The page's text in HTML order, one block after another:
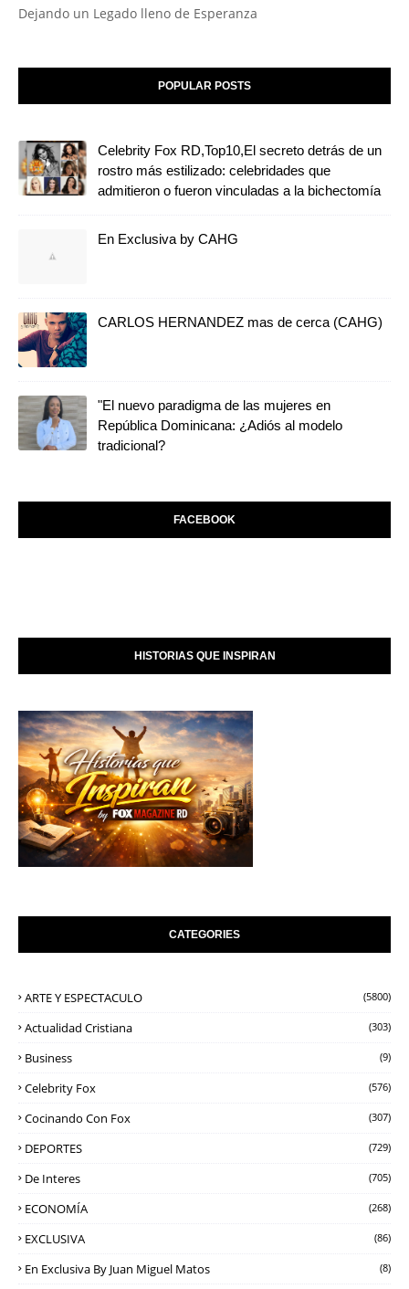
Dejando un Legado lleno de Esperanza
POPULAR POSTS
Celebrity Fox RD,Top10,El secreto detrás de un
rostro más estilizado: celebridades que
admitieron o fueron vinculadas a la bichectomía
En Exclusiva by CAHG
CARLOS HERNANDEZ mas de cerca (CAHG)
"El nuevo paradigma de las mujeres en
República Dominicana: ¿Adiós al modelo
tradicional?
FACEBOOK
HISTORIAS QUE INSPIRAN
CATEGORIES
ARTE Y ESPECTACULO (5800)
Actualidad Cristiana (303)
Business (9)
Celebrity Fox (576)
Cocinando Con Fox (307)
DEPORTES (729)
De Interes (705)
ECONOMÍA (268)
EXCLUSIVA (86)
En Exclusiva By Juan Miguel Matos (8)